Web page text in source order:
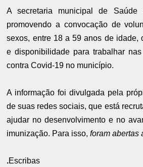
A secretaria municipal de Saúde
promovendo a convocação de
sexos, entre 18 a 59 anos de idade,
e disponibilidade para trabalhar
contra Covid-19 no município.
A informação foi divulgada pela
de suas redes sociais, que está
ajudar no desenvolvimento e no
imunização. Para isso,foram abertas
.Escribas